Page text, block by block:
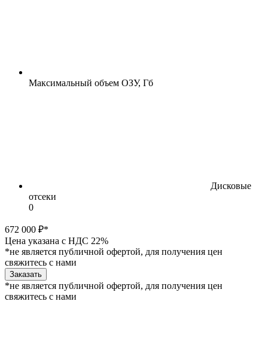
Максимальный объем ОЗУ, Гб
Дисковые
отсеки
0
672 000 ₽*
Цена указана с НДС 22%
*не является публичной офертой, для получения цен
свяжитесь с нами
Заказать
*не является публичной офертой, для получения цен
свяжитесь с нами